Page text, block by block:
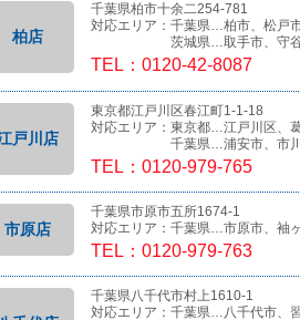
柏店
千葉県柏市十余二254-781
対応エリア：千葉県…柏市、松戸
茨城県…取手市、守谷
TEL：0120-42-8087
戸川店
東京都江戸川区春江町1-1-18
対応エリア：東京都…江戸川区、
千葉県…浦安市、市川
TEL：0120-979-765
市原店
千葉県市原市五所1674-1
対応エリア：千葉県…市原市、袖
TEL：0120-979-763
千葉県八千代市村上1610-1
対応エリア：千葉県…八千代市、